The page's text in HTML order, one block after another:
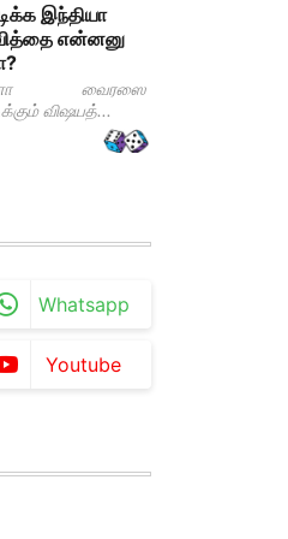
இந்தியா
என்னனு
வைரஸை
விஷயத்...
Whatsapp
Youtube